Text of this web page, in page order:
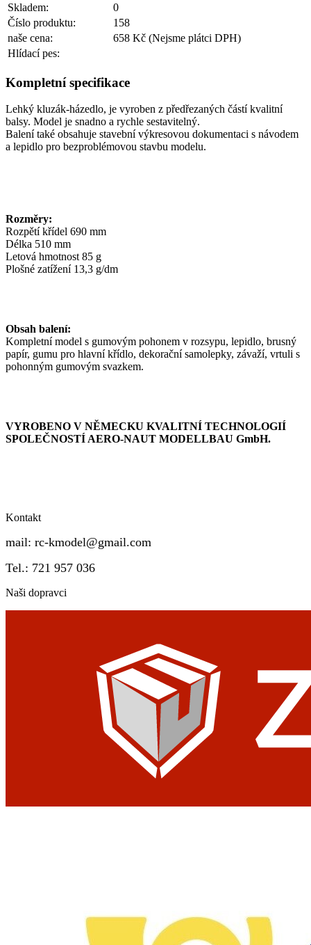
Skladem:
0
Číslo produktu:
158
naše cena:
658 Kč (Nejsme plátci DPH)
Hlídací pes:
Kompletní specifikace
Lehký kluzák-házedlo, je vyroben z předřezaných částí kvalitní
balsy. Model je snadno a rychle sestavitelný.
Balení také obsahuje stavební výkresovou dokumentaci s návodem
a lepidlo pro bezproblémovou stavbu modelu.
Rozměry:
Rozpětí křídel 690 mm
Délka 510 mm
Letová hmotnost 85 g
Plošné zatížení 13,3 g/dm
Obsah balení:
Kompletní model s gumovým pohonem v rozsypu, lepidlo, brusný
papír, gumu pro hlavní křídlo, dekorační samolepky, závaží, vrtuli s
pohonným gumovým svazkem.
VYROBENO V NĚMECKU KVALITNÍ TECHNOLOGIÍ
SPOLEČNOSTÍ AERO-NAUT MODELLBAU GmbH.
Kontakt
mail: rc-kmodel@gmail.com
Tel.: 721 957 036
Naši dopravci